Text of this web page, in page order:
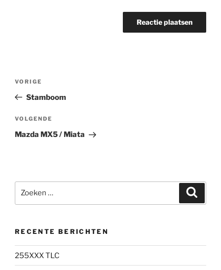
Vorig
bericht
VORIGE
Stamboom
Volgend
bericht
VOLGENDE
Mazda MX5 / Miata
naar:
RECENTE BERICHTEN
255XXX TLC